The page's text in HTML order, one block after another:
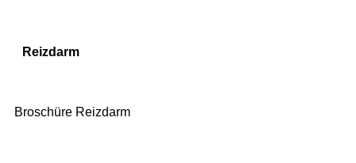
Reizdarm
Broschüre Reizdarm